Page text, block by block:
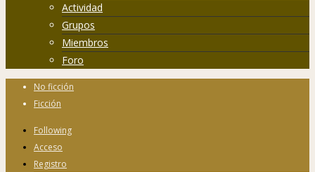
Actividad
Grupos
Miembros
Foro
No ficción
Ficción
Following
Acceso
Registro